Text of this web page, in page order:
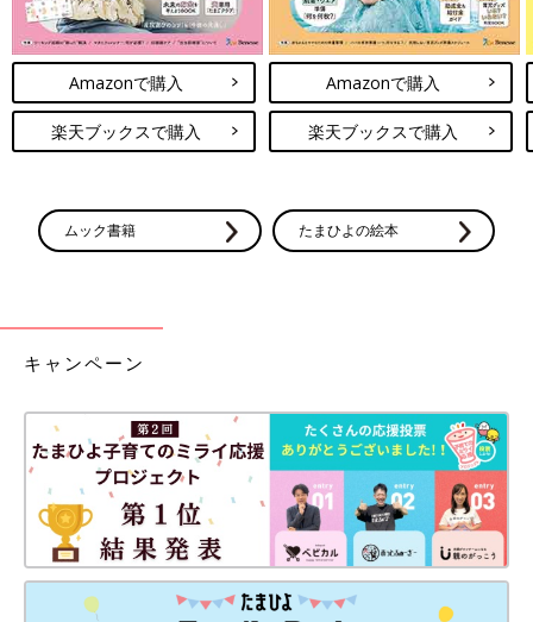
Amazonで購入
楽天ブックスで購入
Amazonで購入
楽天ブックスで購入
ムック書籍 たまひよの絵本
キャンペーン